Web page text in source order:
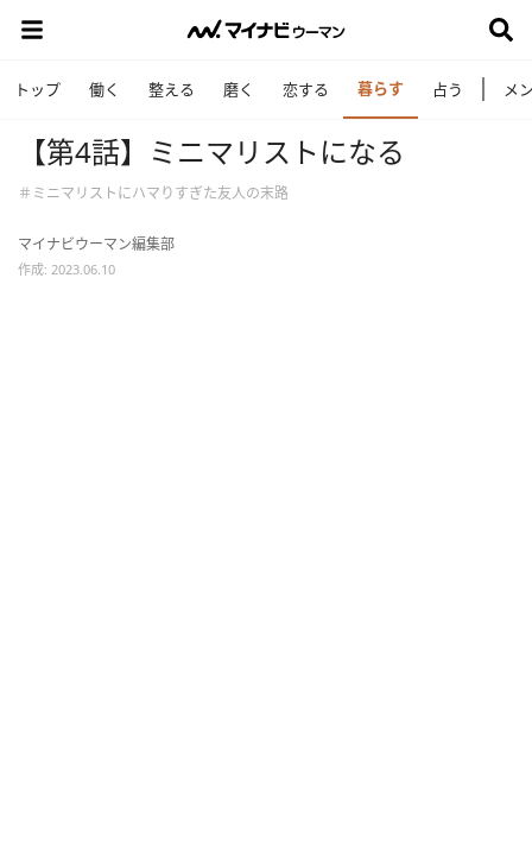
トップ 働く 整える 磨く 恋する 暮らす 占う メ
【第4話】ミニマリストになる
＃ミニマリストにハマりすぎた友人の末路
マイナビウーマン編集部
作成: 2023.06.10